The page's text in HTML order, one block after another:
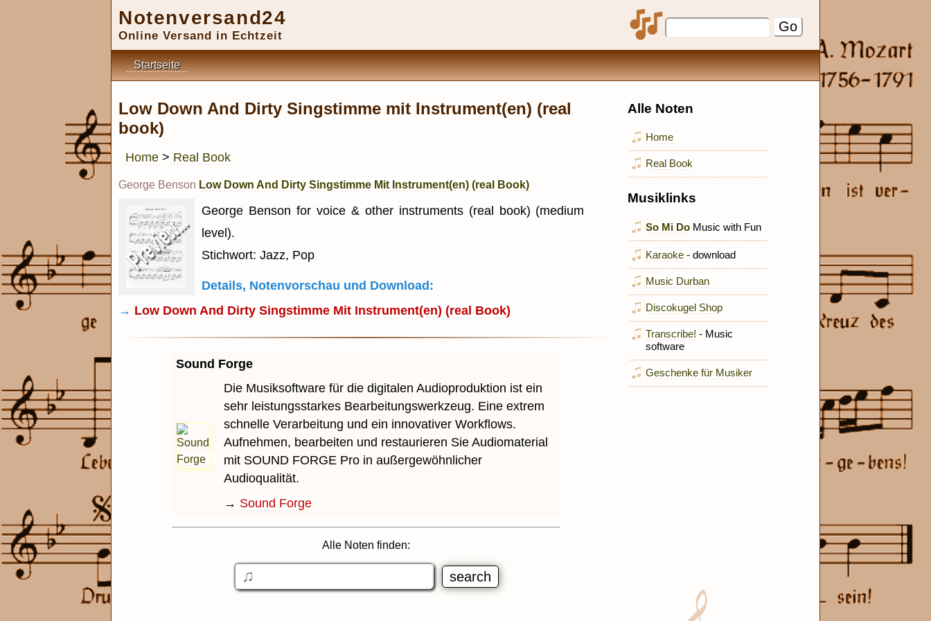
Notenversand24
Online Versand in Echtzeit
Startseite
Low Down And Dirty Singstimme mit Instrument(en) (real
book)
Home > Real Book
George Benson Low Down And Dirty Singstimme Mit Instrument(en) (real Book)
George Benson for voice & other instruments (real book) (medium
level).
Stichwort: Jazz, Pop
Details, Notenvorschau und Download:
→ Low Down And Dirty Singstimme Mit Instrument(en) (real Book)
Sound Forge
Die Musiksoftware für die digitalen Audioproduktion ist ein
sehr leistungsstarkes Bearbeitungswerkzeug. Eine extrem
schnelle Verarbeitung und ein innovativer Workflows.
Aufnehmen, bearbeiten und restaurieren Sie Audiomaterial
mit SOUND FORGE Pro in außergewöhnlicher
Audioqualität.
→ Sound Forge
Alle Noten finden:
Alle Noten
Home
Real Book
Musiklinks
So Mi Do Music with Fun
Karaoke - download
Music Durban
Discokugel Shop
Transcribe! - Music
software
Geschenke für Musiker